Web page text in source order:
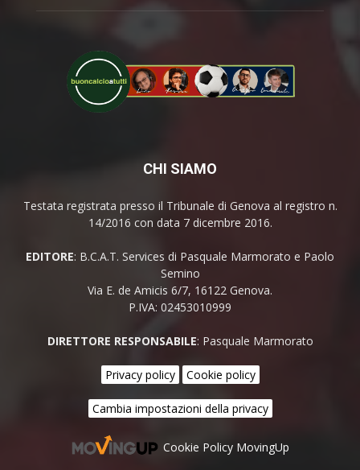
CHI SIAMO
Testata registrata presso il Tribunale di Genova al registro n.
14/2016 con data 7 dicembre 2016.
EDITORE: B.C.A.T. Services di Pasquale Marmorato e Paolo
Semino
Via E. de Amicis 6/7, 16122 Genova.
P.IVA: 02453010999
DIRETTORE RESPONSABILE: Pasquale Marmorato
Privacy policy Cookie policy
Cambia impostazioni della privacy
Cookie Policy MovingUp